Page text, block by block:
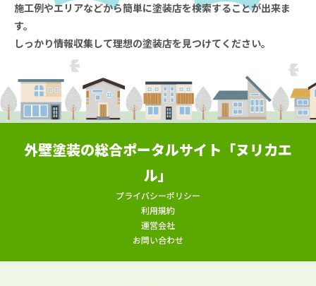
施工例やエリアなどから簡単に塗装店を検索することが出来ま
す。
しっかり情報収集して理想の塗装店を見つけてください。
外壁塗装の総合ポータルサイト「ヌリカエ
ル」
プライバシーポリシー
利用規約
運営会社
お問い合わせ